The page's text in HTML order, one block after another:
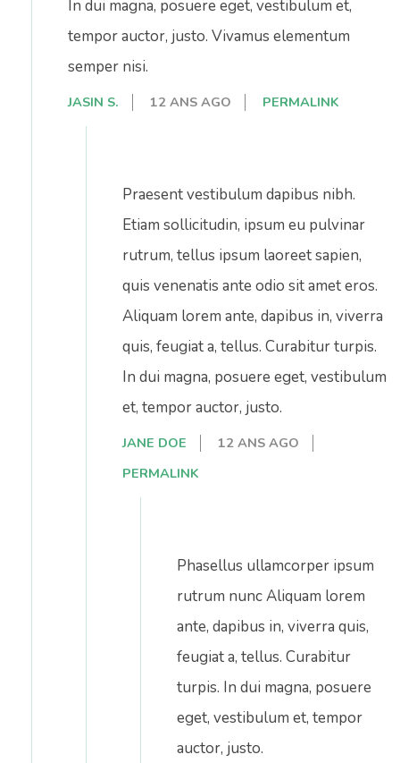
In dui magna, posuere eget, vestibulum et,
tempor auctor, justo. Vivamus elementum
semper nisi.
JASIN S. 12 ANS AGO PERMALINK
Praesent vestibulum dapibus nibh.
Etiam sollicitudin, ipsum eu pulvinar
rutrum, tellus ipsum laoreet sapien,
quis venenatis ante odio sit amet eros.
Aliquam lorem ante, dapibus in, viverra
quis, feugiat a, tellus. Curabitur turpis.
In dui magna, posuere eget, vestibulum
et, tempor auctor, justo.
JANE DOE
12 ANS AGO
PERMALINK
Phasellus ullamcorper ipsum
rutrum nunc Aliquam lorem
ante, dapibus in, viverra quis,
feugiat a, tellus. Curabitur
turpis. In dui magna, posuere
eget, vestibulum et, tempor
auctor, justo.